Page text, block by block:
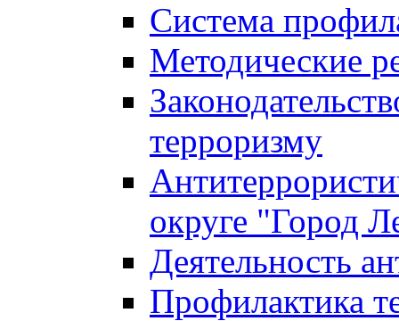
Система
Методические
терроризму
округе "Город
Деятельность
Профилактика